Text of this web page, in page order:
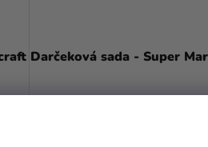
Darčeková sada - Super